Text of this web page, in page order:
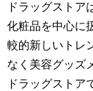
ドラッグストア
化粧品を中心に
較的新しいトレ
なく美容グッズ
ドラッグストア